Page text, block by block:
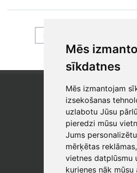
Mēs
sīkdatnes
Mēs izmantojam
izsekošanas
uzlabotu Jūsu
pieredzi mūsu
Jums
mērķētas
vietnes datplūsmu
kurienes nāk mūsu
SIA "SB"
Reģistrācijas Nr.
PVN reģ. Nr.:
Tālrunis: +371 67
E-pasts:
MĀJAS LAPAS